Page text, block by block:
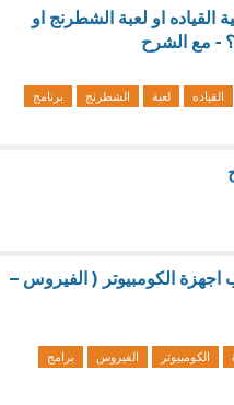
القياده او لعبة الشطرنج او
؟ - مع الشرح
القياده لعبة الشطرنج
برنامج
اجهزة الكومبيوتر ( الفيروس –
الكومبيوتر الفيروس
برامج